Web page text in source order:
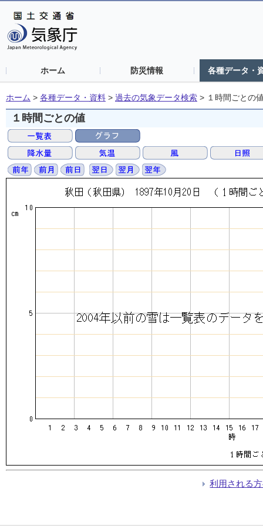
ホーム 防災情報 各種データ・
ホーム > 各種データ・資料 > 過去の気象データ検索 > １時間ごとの
１時間ごとの値
利用される